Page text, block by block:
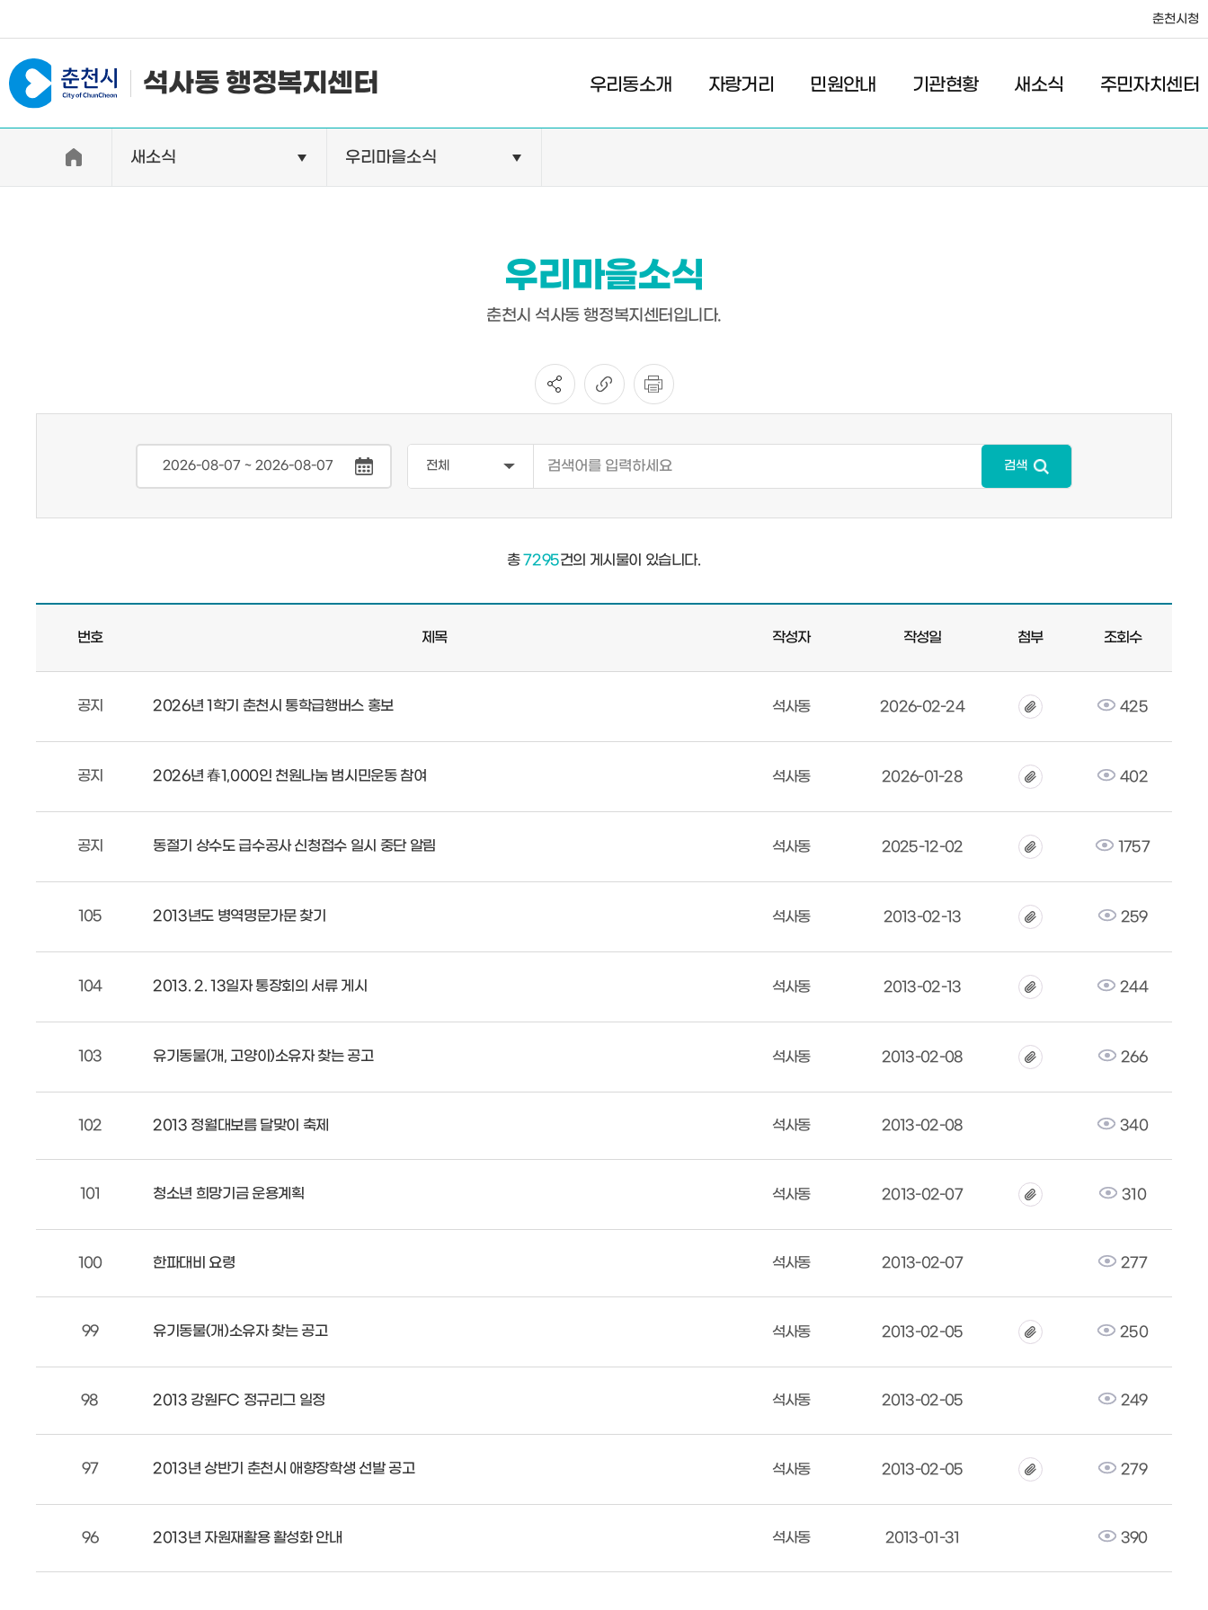
춘천시청
석사동 행정복지센터 우리동소개
우리동소개
자랑거리 민원안내
민원안내
장애인 편의시설 설치 현황
기관현황
의료기관
약국
새소식 주민자치센터
#일자리지원센터 #물가정보
새소식 우리마을소식
우리마을소식
춘천시 석사동 행정복지센터입니다.
검색
총7295건의 게시물이 있습니다.
번호 제목 작성자 작성일 첨부 조회수
공지 2026년 1학기 춘천시 통학급행버스 홍보 석사동 2026-02-24 425
공지 2026년 春1,000인 천원나눔 범시민운동 참여 석사동 2026-01-28 402
공지 동절기 상수도 급수공사 신청접수 일시 중단 알림 석사동 2025-12-02 1757
105 2013년도 병역명문가문 찾기 석사동 2013-02-13 259
104 2013. 2. 13일자 통장회의 서류 게시 석사동 2013-02-13 244
103 유기동물(개, 고양이)소유자 찾는 공고 석사동 2013-02-08 266
102 2013 정월대보름 달맞이 축제 석사동 2013-02-08 340
101 청소년 희망기금 운용계획 석사동 2013-02-07 310
100 한파대비 요령 석사동 2013-02-07 277
99 유기동물(개)소유자 찾는 공고 석사동 2013-02-05 250
98 2013 강원FC 정규리그 일정 석사동 2013-02-05 249
97 2013년 상반기 춘천시 애향장학생 선발 공고 석사동 2013-02-05 279
96 2013년 자원재활용 활성화 안내 석사동 2013-01-31 390